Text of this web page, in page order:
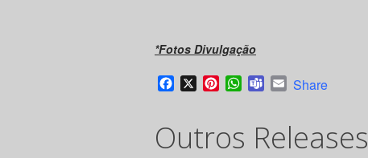
*Fotos Divulgação
Facebook
X PinterestWhatsApp
TeamsEmail
Share
Outros Releases